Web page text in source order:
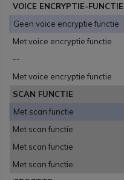
VOICE ENCRYPTIE-FUNCTIE
Geen voice encryptie functie
Met voice encryptie functie
--
Met voice encryptie functie
SCAN FUNCTIE
Met scan functie
Met scan functie
Met scan functie
Met scan functie